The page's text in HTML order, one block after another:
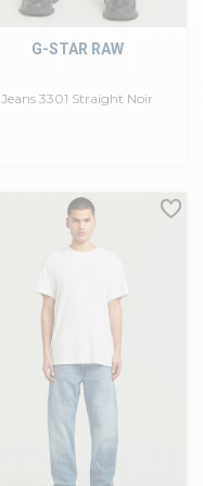
Jeans 3301 Straight Noir
G-STAR RAW